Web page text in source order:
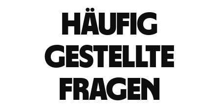
Häufig
gestellte
Fragen